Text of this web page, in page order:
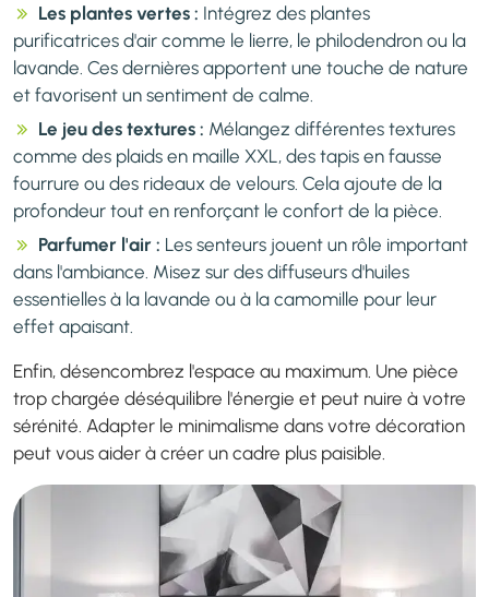
Les plantes vertes : Intégrez des plantes
purificatrices d'air comme le lierre, le philodendron ou la
lavande. Ces dernières apportent une touche de nature
et favorisent un sentiment de calme.
Le jeu des textures : Mélangez différentes textures
comme des plaids en maille XXL, des tapis en fausse
fourrure ou des rideaux de velours. Cela ajoute de la
profondeur tout en renforçant le confort de la pièce.
Parfumer l'air : Les senteurs jouent un rôle important
dans l'ambiance. Misez sur des diffuseurs d'huiles
essentielles à la lavande ou à la camomille pour leur
effet apaisant.
Enfin, désencombrez l'espace au maximum. Une pièce
trop chargée déséquilibre l'énergie et peut nuire à votre
sérénité. Adapter le minimalisme dans votre décoration
peut vous aider à créer un cadre plus paisible.